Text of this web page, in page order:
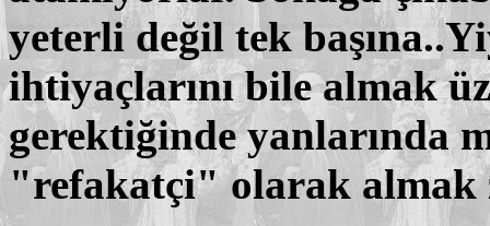
yeterli değil tek
ihtiyaçlarını bile almak
gerektiğinde yanlarında
"refakatçi" olarak almak